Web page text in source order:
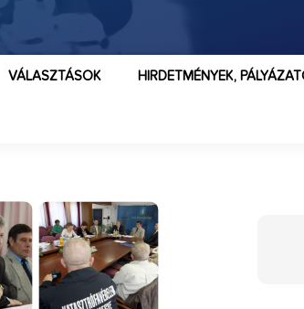
HIRDETMÉNYEK,
VÁLASZTÁSOK